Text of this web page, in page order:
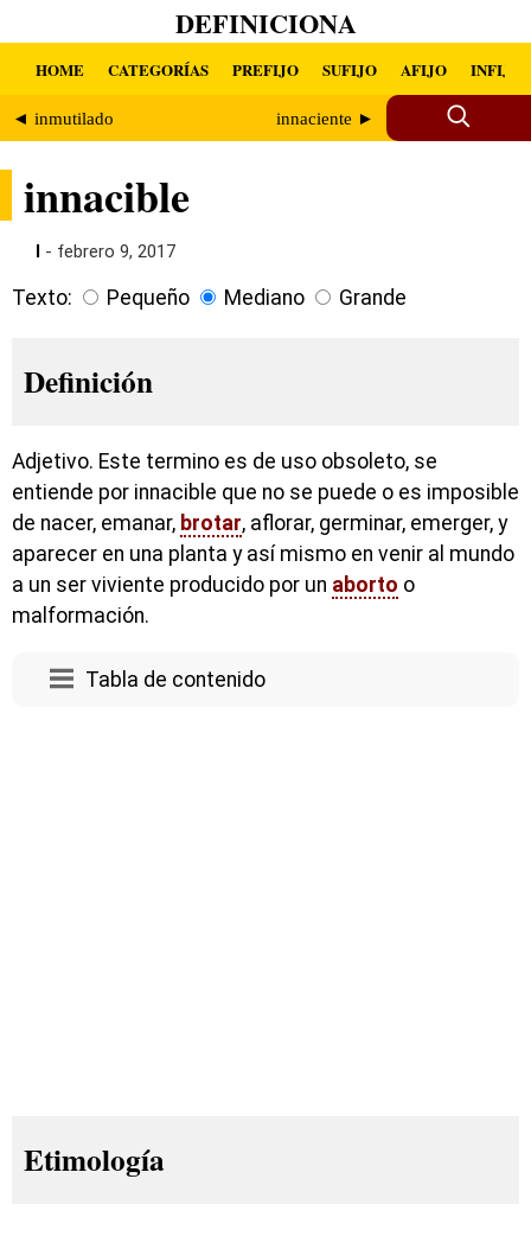
DEFINICIONA
HOME CATEGORÍAS PREFIJO SUFIJO AFIJO INFIJO
◄ inmutilado innaciente ►
innacible
I - febrero 9, 2017
Texto: Pequeño Mediano Grande
Definición
Adjetivo. Este termino es de uso obsoleto, se
entiende por innacible que no se puede o es imposible
de nacer, emanar, brotar, aflorar, germinar, emerger, y
aparecer en una planta y así mismo en venir al mundo
a un ser viviente producido por un aborto o
malformación.
Tabla de contenido
Etimología